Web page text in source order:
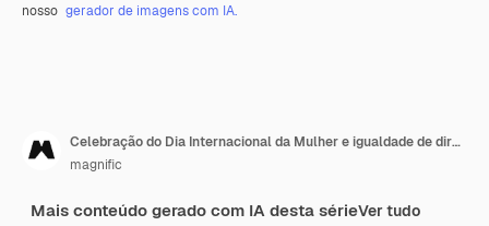
nosso gerador de imagens com IA.
Celebração do Dia Internacional da Mulher e igualdade de direitos no estilo de arte digital
magnific
Mais conteúdo gerado com IA desta sérieVer tudo